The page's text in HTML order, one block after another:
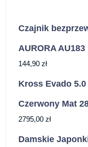
Czajnik
AURORA AU183
144,90 zł
Kross Evado
Czerwony Mat
2795,00 zł
Damskie